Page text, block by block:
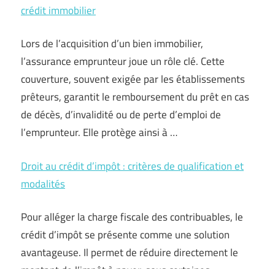
crédit immobilier
Lors de l’acquisition d’un bien immobilier,
l’assurance emprunteur joue un rôle clé. Cette
couverture, souvent exigée par les établissements
prêteurs, garantit le remboursement du prêt en cas
de décès, d’invalidité ou de perte d’emploi de
l’emprunteur. Elle protège ainsi à …
Droit au crédit d’impôt : critères de qualification et
modalités
Pour alléger la charge fiscale des contribuables, le
crédit d’impôt se présente comme une solution
avantageuse. Il permet de réduire directement le